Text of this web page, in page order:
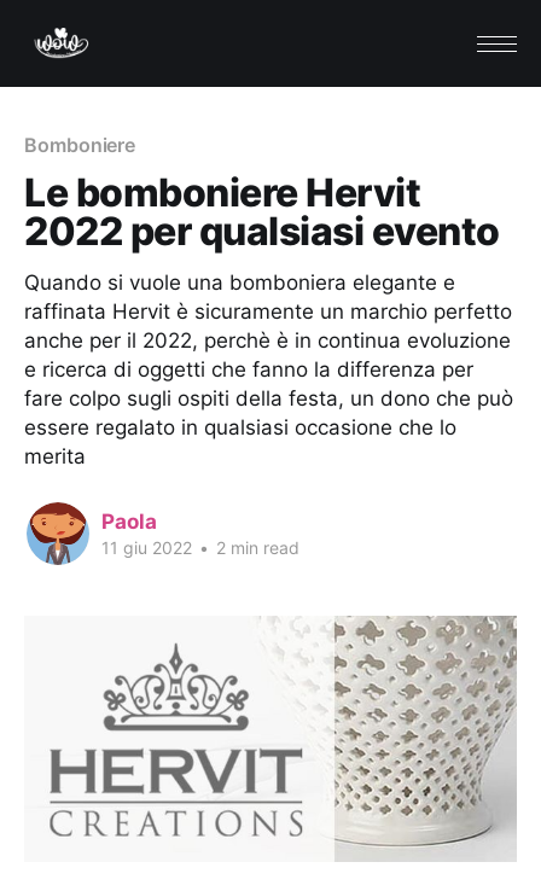
Bomboniere
Le bomboniere Hervit
2022 per qualsiasi evento
Quando si vuole una bomboniera elegante e
raffinata Hervit è sicuramente un marchio perfetto
anche per il 2022, perchè è in continua evoluzione
e ricerca di oggetti che fanno la differenza per
fare colpo sugli ospiti della festa, un dono che può
essere regalato in qualsiasi occasione che lo
merita
Paola
11 giu 2022 • 2 min read